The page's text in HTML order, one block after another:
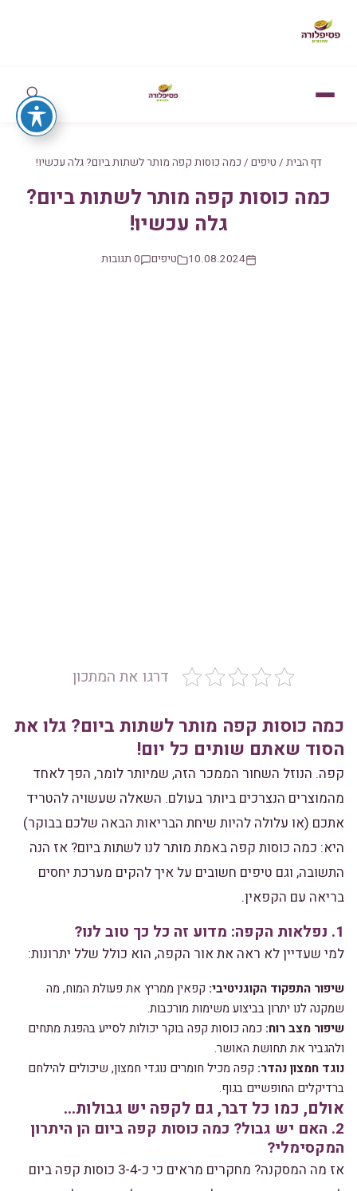
דף הבית / טיפים / כמה כוסות קפה מותר לשתות ביום? גלה עכשיו!
כמה כוסות קפה מותר לשתות ביום?
גלה עכשיו!
10.08.2024 טיפים 0 תגובות
דרגו את המתכון
כמה כוסות קפה מותר לשתות ביום? גלו את
הסוד שאתם שותים כל יום!
קפה. הנוזל השחור הממכר הזה, שמיותר לומר, הפך לאחד
מהמוצרים הנצרכים ביותר בעולם. השאלה שעשויה להטריד
אתכם (או עלולה להיות שיחת הבריאות הבאה שלכם בבוקר)
היא: כמה כוסות קפה באמת מותר לנו לשתות ביום? אז הנה
התשובה, וגם טיפים חשובים על איך להקים מערכת יחסים
בריאה עם הקפאין.
1. נפלאות הקפה: מדוע זה כל כך טוב לנו?
למי שעדיין לא ראה את אור הקפה, הוא כולל שלל יתרונות:
שיפור התפקוד הקוגניטיבי: קפאין ממריץ את פעולת המוח, מה
שמקנה לנו יתרון בביצוע משימות מורכבות.
שיפור מצב רוח: כמה כוסות קפה בוקר יכולות לסייע בהפגת מתחים
ולהגביר את תחושת האושר.
נוגד חמצון נהדר: קפה מכיל חומרים נוגדי חמצון, שיכולים להילחם
ברדיקלים החופשיים בגוף.
אולם, כמו כל דבר, גם לקפה יש גבולות…
2. האם יש גבול? כמה כוסות קפה ביום הן היתרון
המקסימלי?
אז מה המסקנה? מחקרים מראים כי כ-3-4 כוסות קפה ביום